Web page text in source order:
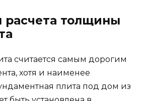
толщины
считается самым дорогим
хотя и наименее
плита под дом из